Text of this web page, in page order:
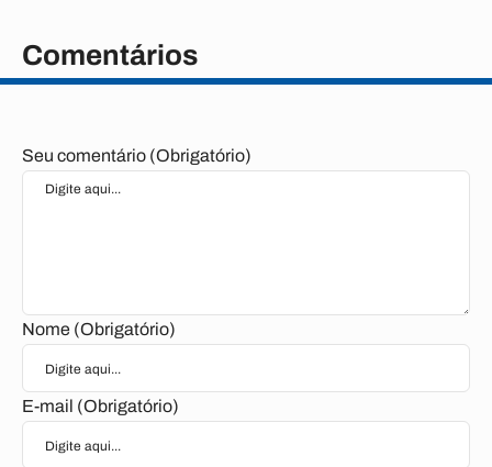
Comentários
Seu comentário (Obrigatório)
Nome (Obrigatório)
E-mail (Obrigatório)